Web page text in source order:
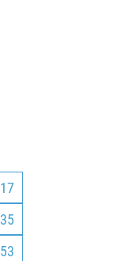
17
35
53